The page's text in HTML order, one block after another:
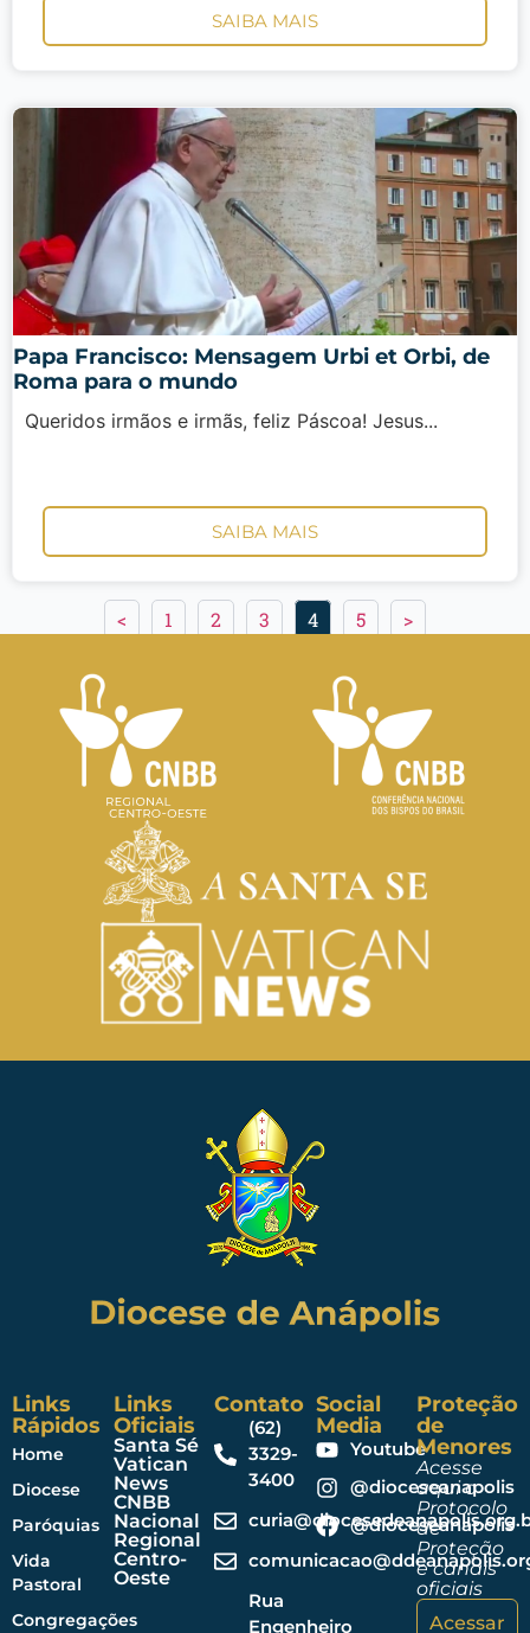
SAIBA MAIS
Papa Francisco: Mensagem Urbi et Orbi, de
Roma para o mundo
Queridos irmãos e irmãs, feliz Páscoa! Jesus...
SAIBA MAIS
< 1 2 3 4 5 >
Links
Rápidos
Home
Diocese
Paróquias
Vida
Pastoral
Congregações
Links
Oficiais
Santa Sé
Vatican
News
CNBB
Nacional
Regional
Centro-
Oeste
Contato
(62)
3329-
3400
Rua
Engenheiro
Social
Media
Youtube
@dioceseanapolis
@dioceseanapolis
Proteção
de
Menores
Acesse
aqui o
Protocolo
de
Proteção
e canais
oficiais
Acessar